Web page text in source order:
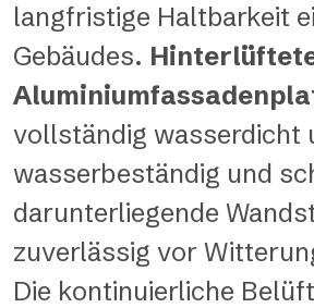
langfristige Haltbarkeit
Gebäudes.
vollständig wasserdicht
wasserbeständig und
darunterliegende
zuverlässig vor
Die kontinuierliche